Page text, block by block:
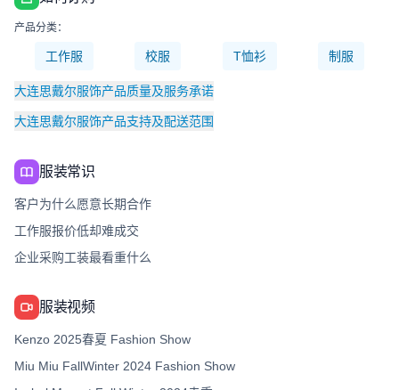
产品分类：
工作服 校服 T恤衫 制服
大连思戴尔服饰产品质量及服务承诺
大连思戴尔服饰产品支持及配送范围
服装常识
客户为什么愿意长期合作
工作服报价低却难成交
企业采购工装最看重什么
服装视频
Kenzo 2025春夏 Fashion Show
Miu Miu FallWinter 2024 Fashion Show